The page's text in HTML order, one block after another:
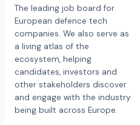
The leading job board for
European defence tech
companies. We also serve as
a living atlas of the
ecosystem, helping
candidates, investors and
other stakeholders discover
and engage with the industry
being built across Europe.